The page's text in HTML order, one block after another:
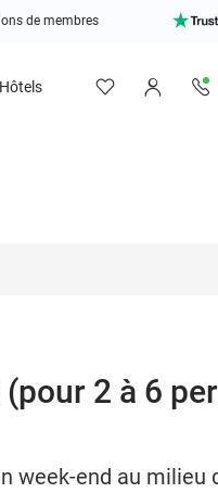
de membres
Hôtels
2 à 6
week-end au